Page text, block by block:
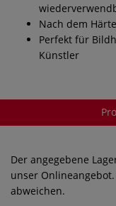
Nach dem
Perfekt für
Künstler
Der angegebene
unser
abweichen.